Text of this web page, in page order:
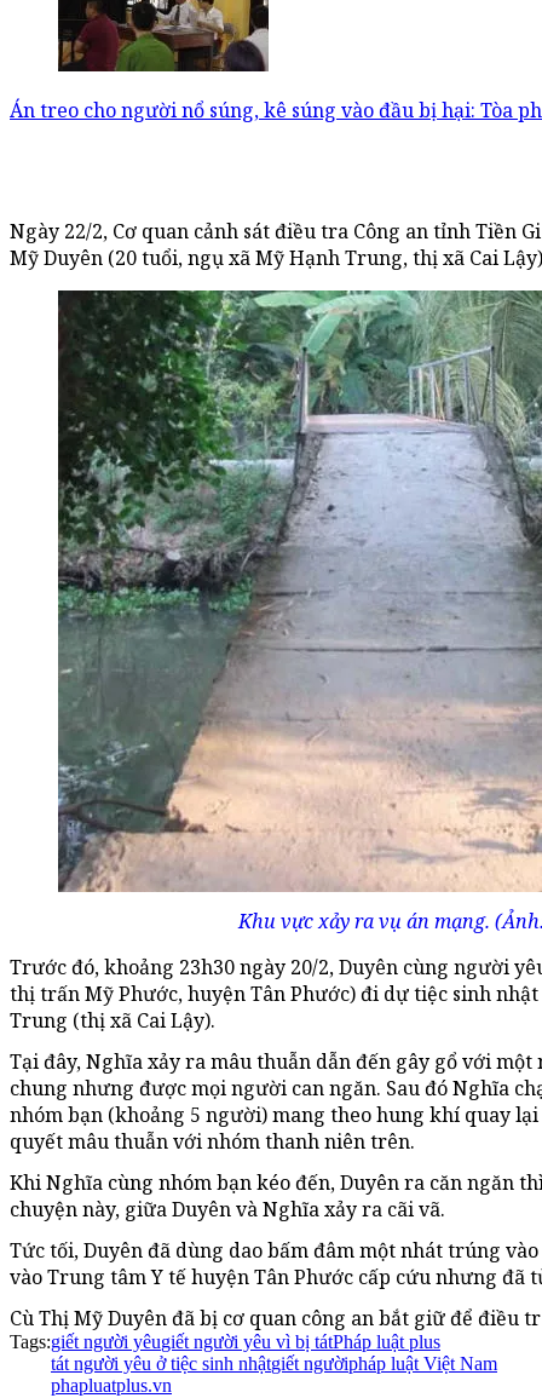
Án treo cho người nổ súng, kê súng vào đầu bị hại: Tòa
Ngày 22/2, Cơ quan cảnh sát điều tra Công an tỉnh Tiền
Mỹ Duyên (20 tuổi, ngụ xã Mỹ Hạnh Trung, thị xã Cai
Khu vực xảy ra vụ án mạng.
Trước đó, khoảng 23h30 ngày 20/2, Duyên cùng người
thị trấn Mỹ Phước, huyện Tân Phước) đi dự tiệc sinh
Trung (thị xã Cai Lậy).
Tại đây, Nghĩa xảy ra mâu thuẫn dẫn đến gây gổ với
chung nhưng được mọi người can ngăn. Sau đó Nghĩa
nhóm bạn (khoảng 5 người) mang theo hung khí quay
quyết mâu thuẫn với nhóm thanh niên trên.
Khi Nghĩa cùng nhóm bạn kéo đến, Duyên ra căn ngăn
chuyện này, giữa Duyên và Nghĩa xảy ra cãi vã.
Tức tối, Duyên đã dùng dao bấm đâm một nhát trúng
vào Trung tâm Y tế huyện Tân Phước cấp cứu nhưng đã
Cù Thị Mỹ Duyên đã bị cơ quan công an bắt giữ để điều
Tags:giết người yêugiết người yêu vì bị tátPháp luật plus
tát người yêu ở tiệc sinh nhậtgiết ngườipháp luật Việt Nam
phapluatplus.vn